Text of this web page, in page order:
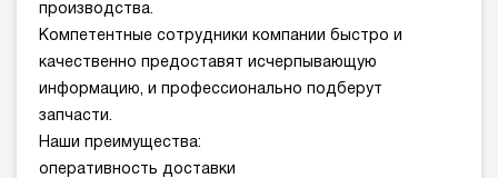
производства.
Компетентные сотрудники компании быстро и
качественно предоставят исчерпывающую
информацию, и профессионально подберут
запчасти.
Наши преимущества:
оперативность доставки